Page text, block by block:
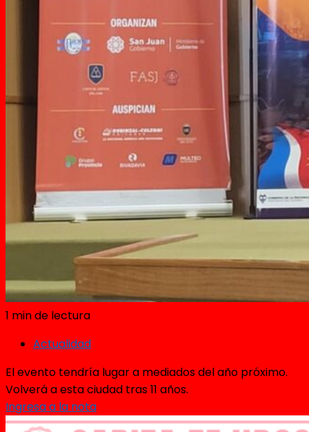
1 min de lectura
Actualidad
El evento tendría lugar a mediados del año próximo.
Volverá a esta ciudad tras 11 años.
Ingresa a la nota